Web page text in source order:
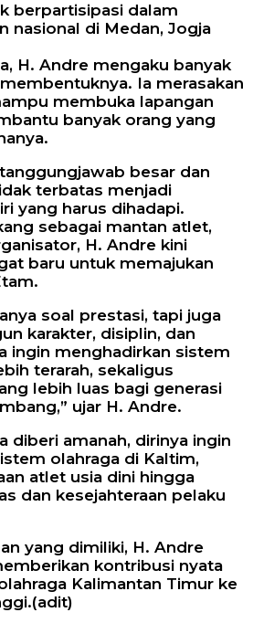
berpartisipasi dalam
nasional di Medan, Jogja
H. Andre mengaku banyak
Ia merasakan
membuka lapangan
banyak orang yang
besar dan
terbatas menjadi
yang harus dihadapi.
sebagai mantan atlet,
H. Andre kini
baru untuk memajukan
soal prestasi, tapi juga
karakter, disiplin, dan
ingin menghadirkan sistem
terarah, sekaligus
lebih luas bagi generasi
ujar H. Andre.
diberi amanah, dirinya ingin
olahraga di Kaltim,
atlet usia dini hingga
dan kesejahteraan pelaku
yang dimiliki, H. Andre
kontribusi nyata
Kalimantan Timur ke